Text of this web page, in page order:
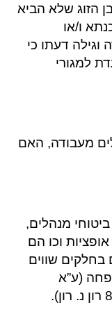
הזוג שלא הביא
ו/או
וגילה דעתו כי
למגורי
מעבודה, האם
מנהלים,
וכו הם
בחלקים שווים
(ע”א